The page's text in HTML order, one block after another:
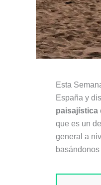
Esta
España y
paisajística
que es un
general a